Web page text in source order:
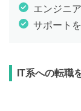
エンジニ
サポート
IT系への転職